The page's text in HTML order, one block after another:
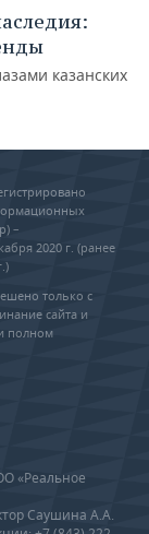
казанских
–
2020 г. (ранее
только с
сайта и
полном
«Реальное
Саушина А.А.